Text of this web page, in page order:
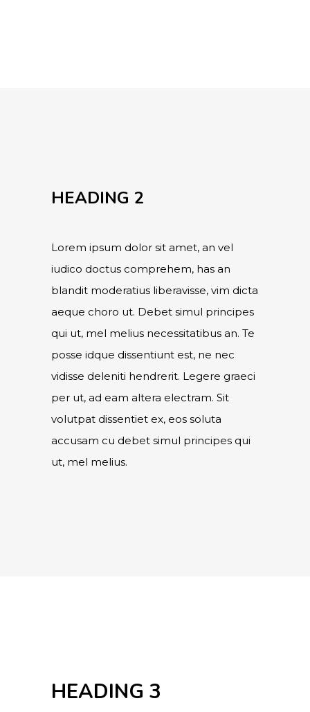
HEADING 2
Lorem ipsum dolor sit amet, an vel
iudico doctus comprehem, has an
blandit moderatius liberavisse, vim dicta
aeque choro ut. Debet simul principes
qui ut, mel melius necessitatibus an. Te
posse idque dissentiunt est, ne nec
vidisse deleniti hendrerit. Legere graeci
per ut, ad eam altera electram. Sit
volutpat dissentiet ex, eos soluta
accusam cu debet simul principes qui
ut, mel melius.
HEADING 3